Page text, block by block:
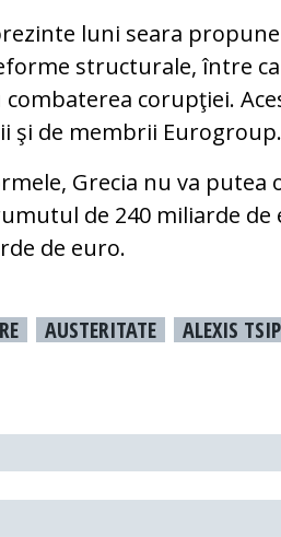
luni seara
structurale, între
corupţiei.
şi de membrii Eurogroup.
Grecia nu va putea
de 240 miliarde de
de euro.
AUSTERITATE
ALEXIS